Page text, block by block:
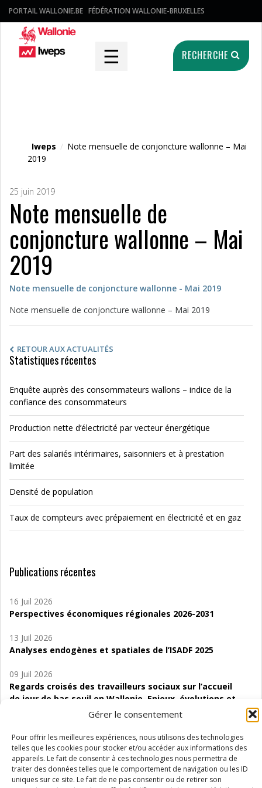
Gérer le consentement
Pour offrir les meilleures expériences, nous utilisons des technologies
telles que les cookies pour stocker et/ou accéder aux informations des
appareils. Le fait de consentir à ces technologies nous permettra de
traiter des données telles que le comportement de navigation ou les ID
uniques sur ce site. Le fait de ne pas consentir ou de retirer son
PORTAIL WALLONIE.BE FÉDÉRATION WALLONIE-BRUXELLES
☰ RECHERCHE
Iweps / Note mensuelle de conjoncture wallonne – Mai
2019
25 juin 2019
Note mensuelle de
conjoncture wallonne – Mai
2019
Note mensuelle de conjoncture wallonne - Mai 2019
Note mensuelle de conjoncture wallonne – Mai 2019
RETOUR AUX ACTUALITÉS
Statistiques récentes
Enquête auprès des consommateurs wallons – indice de la
confiance des consommateurs
Production nette d’électricité par vecteur énergétique
Part des salariés intérimaires, saisonniers et à prestation
limitée
Densité de population
Taux de compteurs avec prépaiement en électricité et en gaz
Publications récentes
16 Juil 2026
Perspectives économiques régionales 2026-2031
13 Juil 2026
Analyses endogènes et spatiales de l’ISADF 2025
09 Juil 2026
Regards croisés des travailleurs sociaux sur l’accueil
de jour de bas seuil en Wallonie. Enjeux, évolutions et
06 Juil 2026
Étude d’évaluabilité des Structures
d’accompagnement à l’autocréation d’emploi (SAACE)
01 Juil 2026